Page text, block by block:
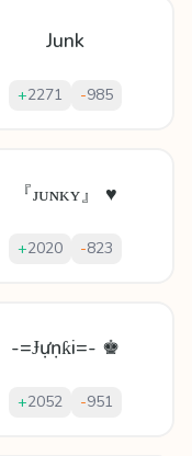
Junk
+2271 -985
『ᴊᴜɴᴋʏ』 ♥
+2020 -823
-=Ɉựṇƙi=- ♚
+2052 -951